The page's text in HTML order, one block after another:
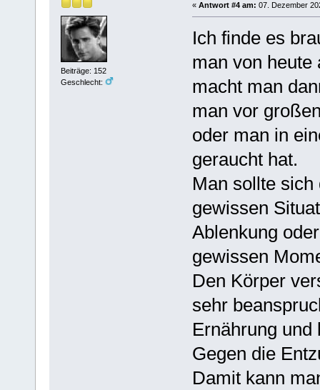
Beiträge: 152
Geschlecht:
« Antwort #4 am: 07. Dezember
Ich finde es
man von heute
macht man
man vor
oder man in
geraucht hat.
Man sollte
gewissen
Ablenkung
gewissen
Den Körper
sehr
Ernährung und
Gegen die
Damit kann